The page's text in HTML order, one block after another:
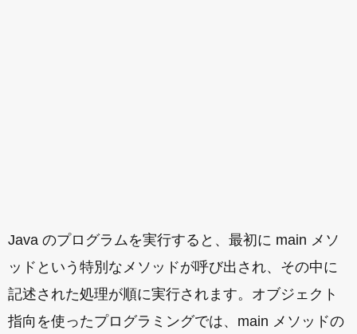
Java のプログラムを実行すると、最初に main メソ
ッドという特別なメソッドが呼び出され、その中に
記述された処理が順に実行されます。オブジェクト
指向を使ったプログラミングでは、main メソッドの